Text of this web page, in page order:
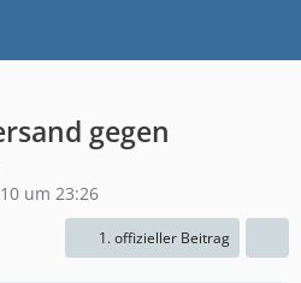
gegen
um 23:26
1. offizieller Beitrag